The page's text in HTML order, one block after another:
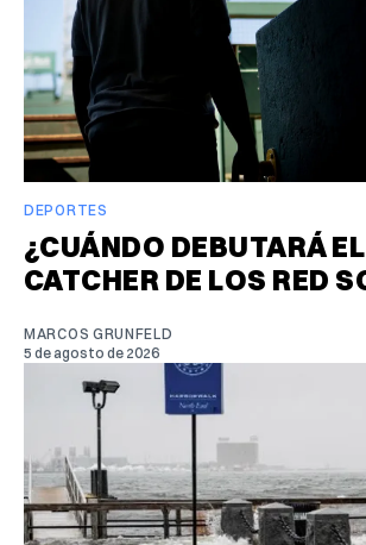
DEPORTES
¿CUÁNDO DEBUTARÁ
CATCHER DE LOS RED
MARCOS GRUNFELD
5 de agosto de 2026